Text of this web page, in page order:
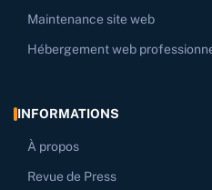
Maintenance site web
Hébergement web
INFORMATIONS
À propos
Revue de Press